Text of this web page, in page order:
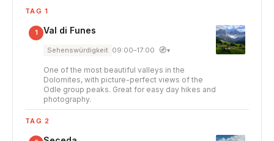
TAG 1
1 Val di Funes
Sehenswürdigkeit 09:00–17:00 🧭▾
One of the most beautiful valleys in the
Dolomites, with picture-perfect views of the
Odle group peaks. Great for easy day hikes and
photography.
TAG 2